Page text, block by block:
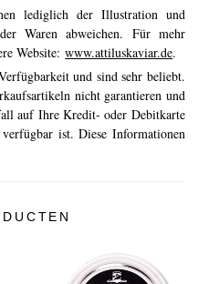
lediglich der Illustration und
Waren abweichen. Für mehr
Website: www.attiluskaviar.de.
und sind sehr beliebt.
nicht garantieren und
auf Ihre Kredit- oder Debitkarte
ist. Diese Informationen